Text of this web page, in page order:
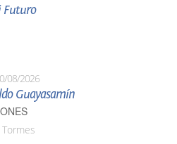
Futuro
08/2026
Guayasamín